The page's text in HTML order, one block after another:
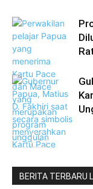
BERITA TERBARU